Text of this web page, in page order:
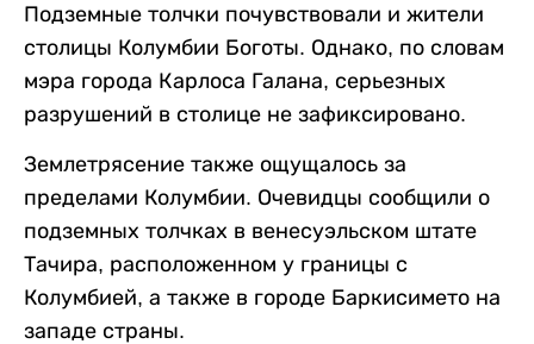
Подземные толчки почувствовали и жители
столицы Колумбии Боготы. Однако, по словам
мэра города Карлоса Галана, серьезных
разрушений в столице не зафиксировано.
Землетрясение также ощущалось за
пределами Колумбии. Очевидцы сообщили о
подземных толчках в венесуэльском штате
Тачира, расположенном у границы с
Колумбией, а также в городе Баркисимето на
западе страны.